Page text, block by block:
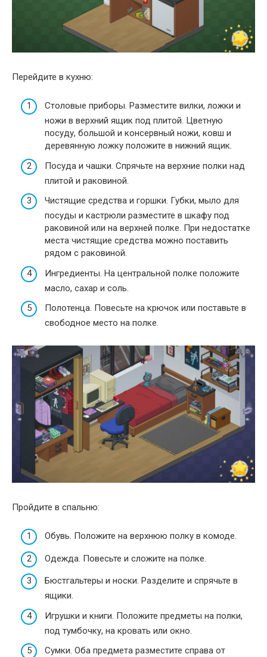
Перейдите в кухню:
Столовые приборы. Разместите вилки, ложки и
ножи в верхний ящик под плитой. Цветную
посуду, большой и консервный ножи, ковш и
деревянную ложку положите в нижний ящик.
Посуда и чашки. Спрячьте на верхние полки над
плитой и раковиной.
Чистящие средства и горшки. Губки, мыло для
посуды и кастрюли разместите в шкафу под
раковиной или на верхней полке. При недостатке
места чистящие средства можно поставить
рядом с раковиной.
Ингредиенты. На центральной полке положите
масло, сахар и соль.
Полотенца. Повесьте на крючок или поставьте в
свободное место на полке.
Пройдите в спальню:
Обувь. Положите на верхнюю полку в комоде.
Одежда. Повесьте и сложите на полке.
Бюстгальтеры и носки. Разделите и спрячьте в
ящики.
Игрушки и книги. Положите предметы на полки,
под тумбочку, на кровать или окно.
Сумки. Оба предмета разместите справа от